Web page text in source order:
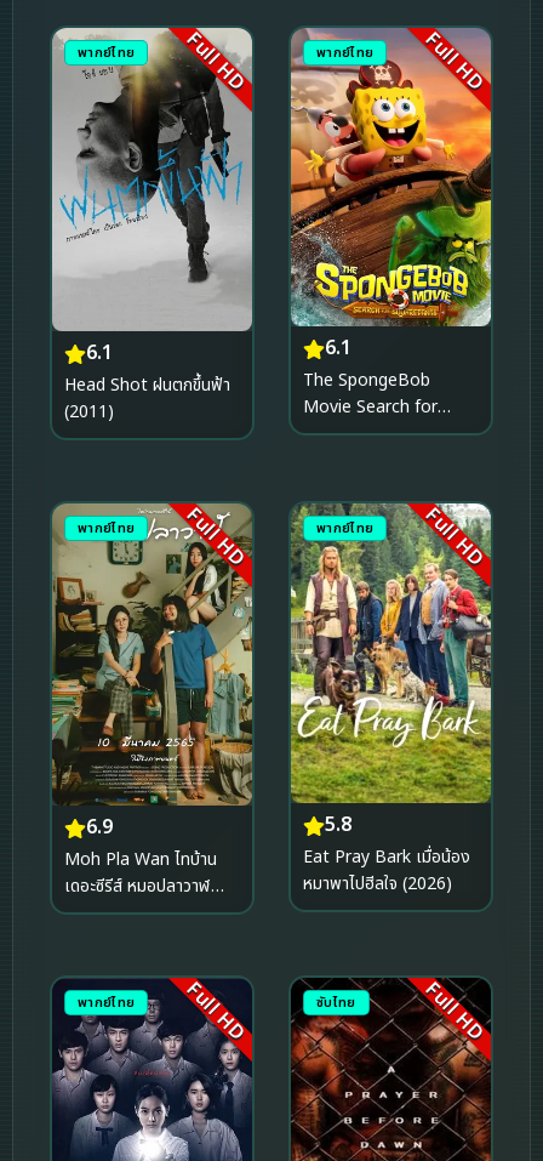
พากย์ไทย Full HD
6.1
Head Shot ฝนตกขึ้นฟ้า
(2011)
พากย์ไทย Full HD
6.1
The SpongeBob
Movie Search for
SquarePants เดอะ สพัน
พากย์ไทย Full HD
6.9
Moh Pla Wan ไทบ้าน
เดอะซีรีส์ หมอปลาวาฬ
(2022)
พากย์ไทย Full HD
5.8
Eat Pray Bark เมื่อน้อง
หมาพาไปฮีลใจ (2026)
พากย์ไทย Full HD ซับไทย Full HD